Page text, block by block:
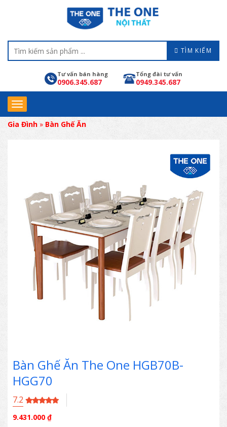
TÌM KIẾM
Tư vấn bán hàng
0906.345.687
Tổng đài tư vấn
0949.345.687
Gia Đình » Bàn Ghế Ăn
Bàn Ghế Ăn The One HGB70B-
HGG70
7.2
9.431.000 ₫